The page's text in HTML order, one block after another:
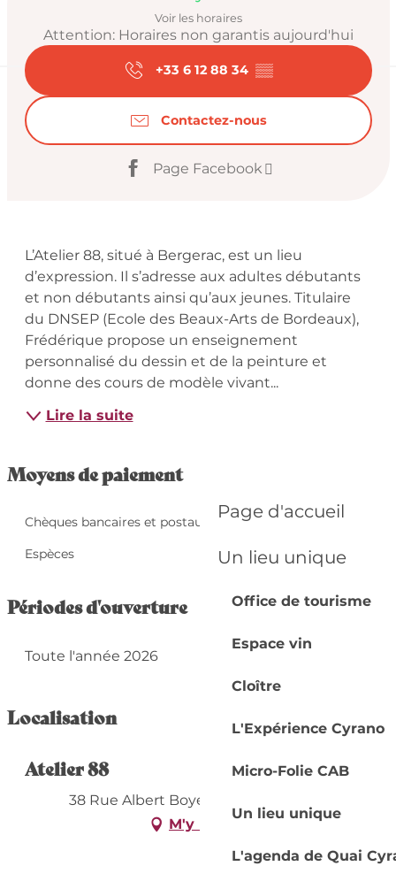
Page d'accueil
Un lieu unique
Office de tourisme
Espace vin
Cloître
L'Expérience Cyrano
Micro-Folie CAB
Un lieu unique
L'agenda de Quai
Voir les horaires
Attention: Horaires non garantis aujourd'hui
+33 6 12 88 34 ▒▒
Contactez-nous
Page Facebook
Description
L’Atelier 88, situé à Bergerac, est un lieu
d’expression. Il s’adresse aux adultes débutants
et non débutants ainsi qu’aux jeunes. Titulaire
du DNSEP (Ecole des Beaux-Arts de Bordeaux),
Frédérique propose un enseignement
personnalisé du dessin et de la peinture et
donne des cours de modèle vivant...
Lire la suite
Moyens de paiement
Chèques bancaires et postaux
Espèces
Périodes d'ouverture
Toute l'année 2026
Localisation
Atelier 88
38 Rue Albert Boyer, 24100 Bergerac
M'y rendre